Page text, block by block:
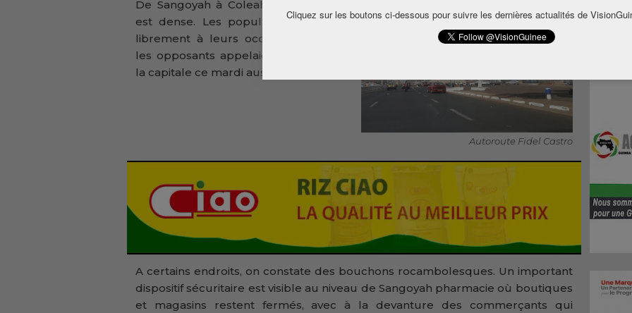
Autoroute Fidel Castro
De Sangoyah à Coleah, la circulation
est dense. Les populations vaquent
librement à leurs occupations alors
les opposants appelaient à paralyser
la capitale ce mardi aussi.
A certains endroits, on constate des bouchons rocambolesques. Un important
dispositif sécuritaire est visible au niveau de Sangoyah pharmacie où boutiques
et magasins restent fermés, avec à la devanture des commerçants qui
Cliquez sur les boutons ci-dessous pour suivre les dernières actualités de